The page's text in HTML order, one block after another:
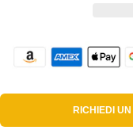
RICHIEDI UN